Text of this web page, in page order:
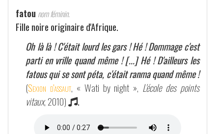
fatou nom féminin.
Fille noire originaire d'Afrique.
Oh là là ! C'était lourd les gars ! Hé ! Dommage c'est
parti en vrille quand même ! [...] Hé ! D'ailleurs les
fatous qui se sont péta, c'était ranma quand même !
(Sexion d'assaut, « Wati by night », L'école des points
vitaux, 2010) .